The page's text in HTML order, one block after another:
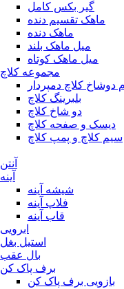
گیر بکس کامل
ماهک تقسیم دنده
ماهک دنده
میل ماهک بلند
میل ماهک کوتاه
مجموعه کلاچ
دوشاخ کلاچ دمپردار
بلبرینگ کلاچ
دو شاخ کلاچ
دیسک و صفحه کلاچ
سیم کلاچ و پمپ کلاچ
آنتن
آینه
شیشه آینه
فلاپ آینه
قاب آینه
ابرویی
استیل بغل
بال عقب
برف پاک کن
بازویی برف پاک کن